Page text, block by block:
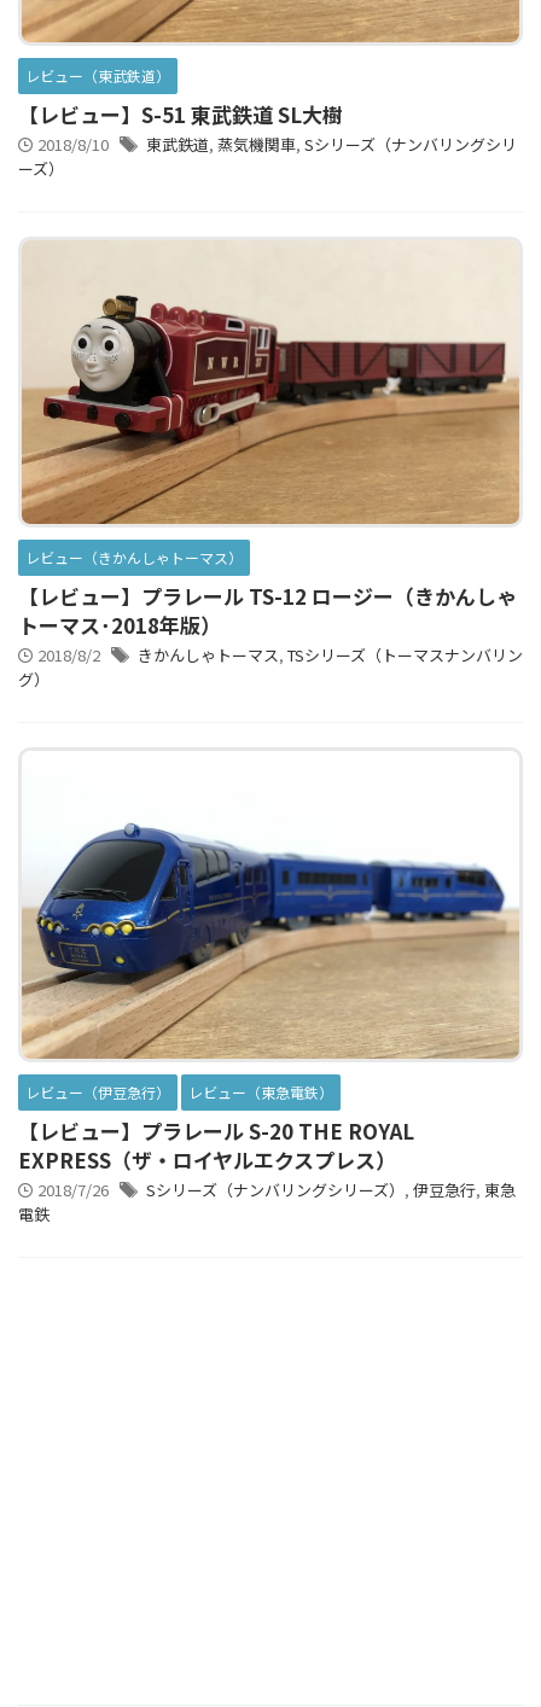
レビュー（東武鉄道）
【レビュー】S-51 東武鉄道 SL大樹
2018/8/10 東武鉄道, 蒸気機関車, Sシリーズ（ナンバリングシリ
ーズ）
レビュー（きかんしゃトーマス）
【レビュー】プラレール TS-12 ロージー（きかんしゃ
トーマス･2018年版）
2018/8/2 きかんしゃトーマス, TSシリーズ（トーマスナンバリン
グ）
レビュー（伊豆急行） レビュー（東急電鉄）
【レビュー】プラレール S-20 THE ROYAL
EXPRESS（ザ・ロイヤルエクスプレス）
2018/7/26 Sシリーズ（ナンバリングシリーズ） , 伊豆急行, 東急
電鉄